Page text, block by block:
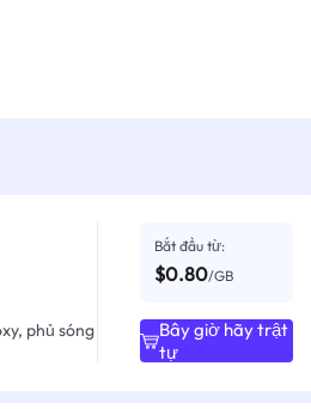
phủ sóng
Bắt đầu từ:
$0.80/GB
Bây giờ hãy trật
tự